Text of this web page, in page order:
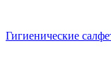
Гигиенические